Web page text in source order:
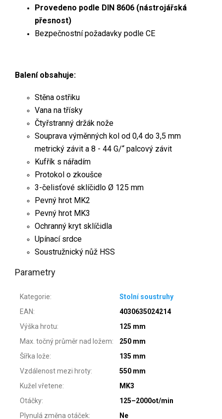
Provedeno podle DIN 8606 (nástrojářská
přesnost)
Bezpečnostní požadavky podle CE
Balení obsahuje:
Stěna ostřiku
Vana na třísky
Čtyřstranný držák nože
Souprava výměnných kol od 0,4 do 3,5 mm
metrický závit a 8 - 44 G/“ palcový závit
Kufřík s nářadím
Protokol o zkoušce
3-čelisťové sklíčidlo Ø 125 mm
Pevný hrot MK2
Pevný hrot MK3
Ochranný kryt sklíčidla
Upínací srdce
Soustružnický nůž HSS
Parametry
Kategorie:
Stolní soustruhy
EAN:
4030635024214
Výška hrotu:
125 mm
Max. točný průměr nad ložem:
250 mm
Šířka lože:
135 mm
Vzdálenost mezi hroty:
550 mm
Kužel vřetene:
MK3
Otáčky:
125–2000ot/min
Plynulá změna otáček: Ne